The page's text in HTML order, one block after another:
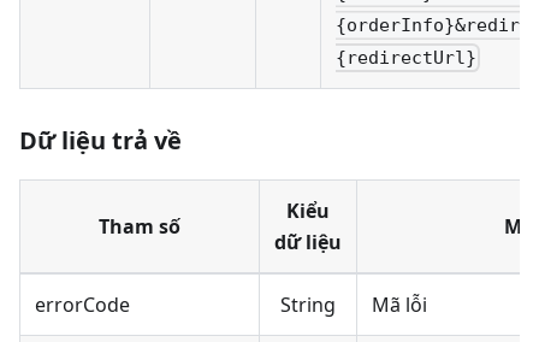
{redirectUrl}
Dữ liệu trả về
Tham số
Kiểu
dữ liệu
errorCode String Mã lỗi